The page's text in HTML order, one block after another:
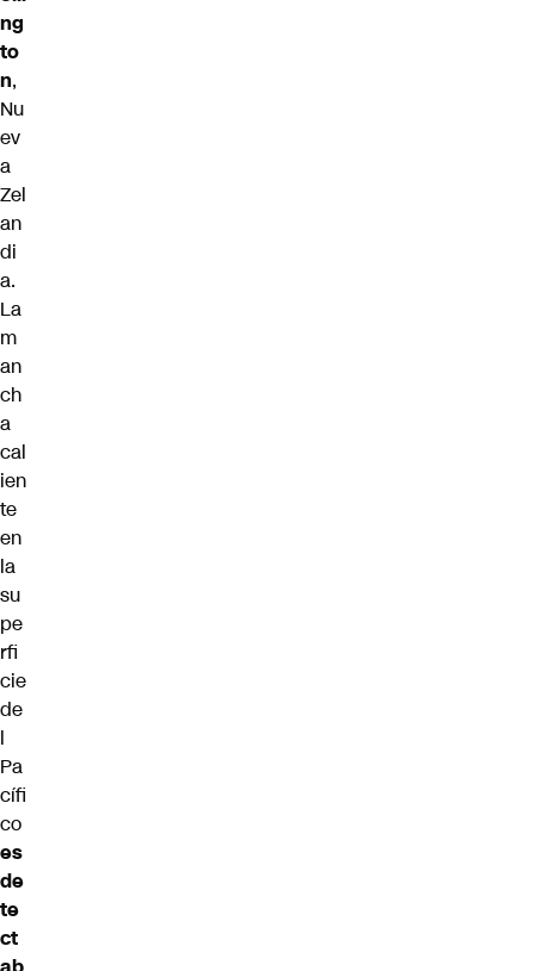
ng
to
n,
Nu
ev
a
Zel
an
di
a.
La
m
an
ch
a
cal
ien
te
en
la
su
pe
rfi
cie
de
l
Pa
cífi
co
es
de
te
ct